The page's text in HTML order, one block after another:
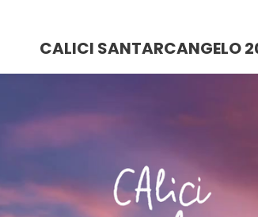
CALICI SANTARCANGELO